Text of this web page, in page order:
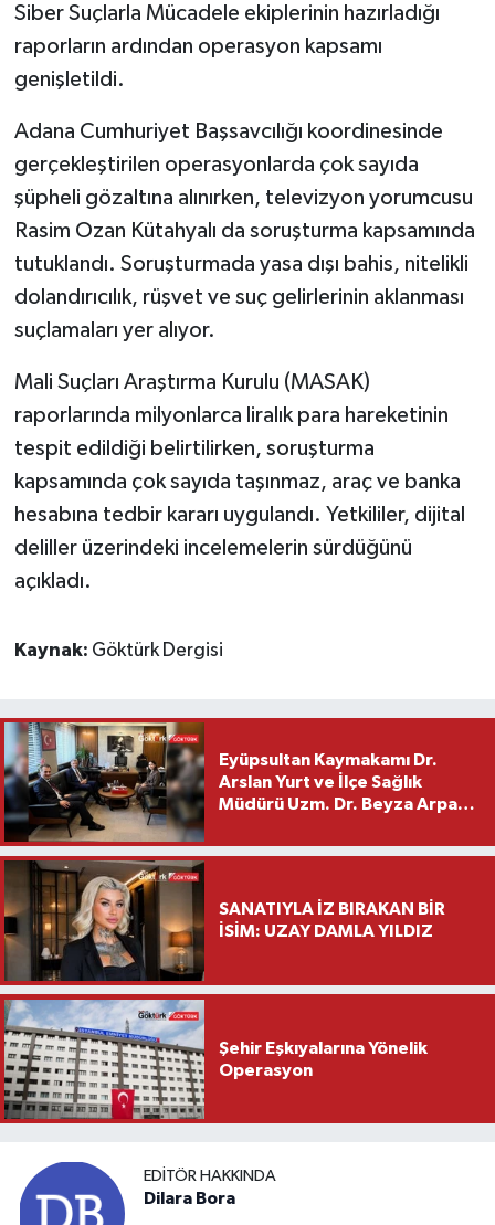
Siber Suçlarla Mücadele ekiplerinin hazırladığı
raporların ardından operasyon kapsamı
genişletildi.
Adana Cumhuriyet Başsavcılığı koordinesinde
gerçekleştirilen operasyonlarda çok sayıda
şüpheli gözaltına alınırken, televizyon yorumcusu
Rasim Ozan Kütahyalı da soruşturma kapsamında
tutuklandı. Soruşturmada yasa dışı bahis, nitelikli
dolandırıcılık, rüşvet ve suç gelirlerinin aklanması
suçlamaları yer alıyor.
Mali Suçları Araştırma Kurulu (MASAK)
raporlarında milyonlarca liralık para hareketinin
tespit edildiği belirtilirken, soruşturma
kapsamında çok sayıda taşınmaz, araç ve banka
hesabına tedbir kararı uygulandı. Yetkililer, dijital
deliller üzerindeki incelemelerin sürdüğünü
açıkladı.
Kaynak: Göktürk Dergisi
Eyüpsultan Kaymakamı Dr.
Arslan Yurt ve İlçe Sağlık
Müdürü Uzm. Dr. Beyza Arpacı
Ziyareti
SANATIYLA İZ BIRAKAN BİR
İSİM: UZAY DAMLA YILDIZ
Şehir Eşkıyalarına Yönelik
Operasyon
EDITÖR HAKKINDA
Dilara Bora